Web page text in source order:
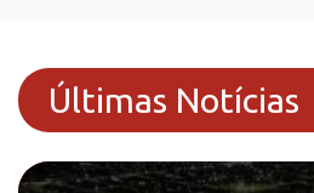
Últimas Notícias